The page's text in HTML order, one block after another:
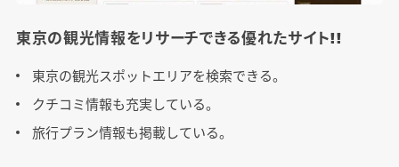
東京の観光情報をリサーチできる優れたサイト!!
東京の観光スポットエリアを検索できる。
クチコミ情報も充実している。
旅行プラン情報も掲載している。